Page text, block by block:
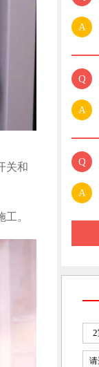
关和
。
A
Q
A
Q
A